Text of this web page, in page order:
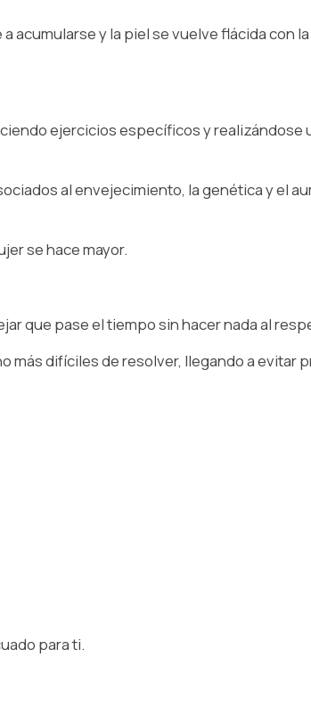
acumularse y la piel se vuelve flácida con
ejercicios específicos y realizándose
al envejecimiento, la genética y el
se hace mayor.
que pase el tiempo sin hacer nada al
más difíciles de resolver, llegando a evitar
para ti.